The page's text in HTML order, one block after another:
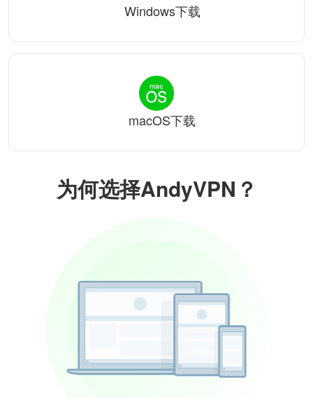
为何选择AndyVPN？
Windows下载
macOS下载